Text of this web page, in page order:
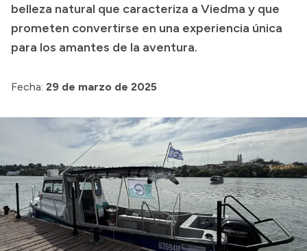
Transparencia
Consulta de expedientes
Consulta de pago a proveedores
Convocatorias
Intranet
Login
belleza natural que caracteriza a Viedma y que
prometen convertirse en una experiencia única
para los amantes de la aventura.
Fecha: 29 de marzo de 2025